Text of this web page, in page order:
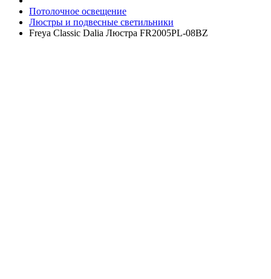
Потолочное освещение
Люстры и подвесные светильники
Freya Classic Dalia Люстра FR2005PL-08BZ